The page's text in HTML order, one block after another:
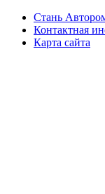
Стань
Контактная
Карта сайта